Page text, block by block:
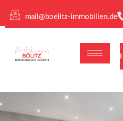
mail@boelitz-immobilien.de